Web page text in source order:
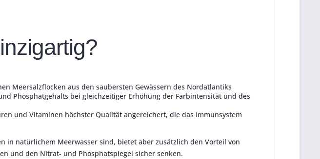
Meersalzflocken aus den saubersten Gewässern des Nordatlantiks
Phosphatgehalts bei gleichzeitiger Erhöhung der Farbintensität und des
und Vitaminen höchster Qualität angereichert, die das Immunsystem
in natürlichem Meerwasser sind, bietet aber zusätzlich den Vorteil von
und den Nitrat- und Phosphatspiegel sicher senken.